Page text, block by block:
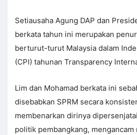
Setiausaha Agung DAP dan
berkata tahun ini merupakan
berturut-turut Malaysia dalam
(CPI) tahunan Transparency
Lim dan Mohamad berkata ini
disebabkan SPRM secara
membenarkan dirinya
politik pembangkang, mengancam